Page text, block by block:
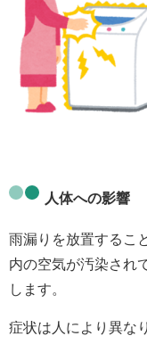
人体への影響
雨漏りを放置するこ
内の空気が汚染され
します。
症状は人により異な